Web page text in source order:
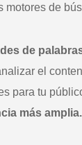
motores de
de
el
para tu
más amplia.